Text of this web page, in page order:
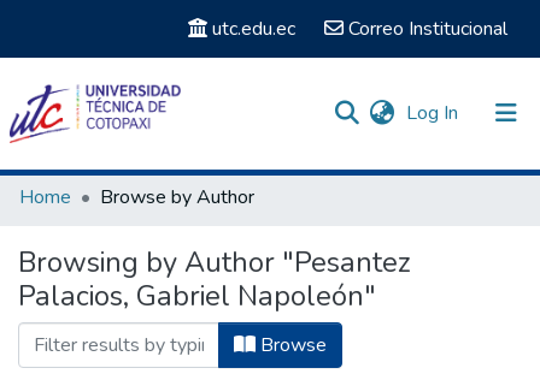
utc.edu.ec Correo Institucional
Log In (current)
Communities & Collections
Home Browse by Author
Browsing by Author "Pesantez
Palacios, Gabriel Napoleón"
Browse